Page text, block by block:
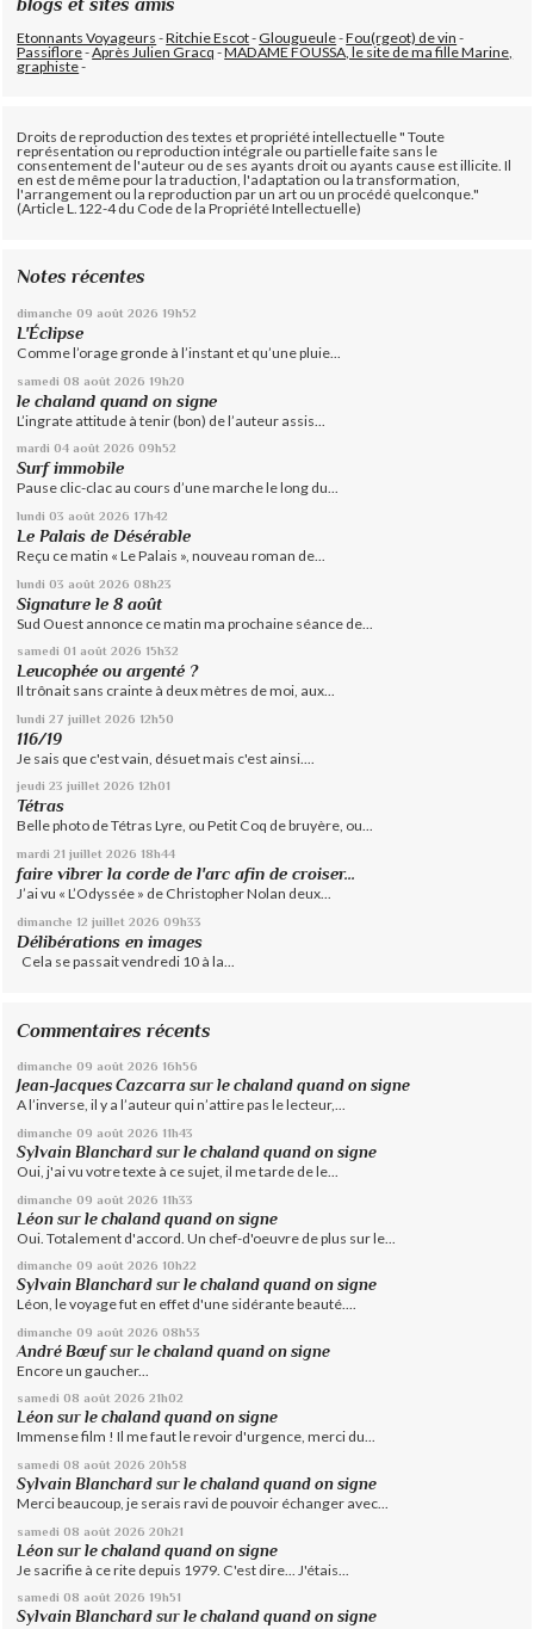
Etonnants Voyageurs -Ritchie Escot-Glougueule-Fou(rgeot) de vin -
Passiflore-Après Julien Gracq-MADAME FOUSSA, le site de ma fille Marine,
graphiste-
Droits de reproduction des textes et propriété intellectuelle " Toute
représentation ou reproduction intégrale ou partielle faite sans le
consentement de l'auteur ou de ses ayants droit ou ayants cause est illicite. Il
en est de même pour la traduction, l'adaptation ou la transformation,
l'arrangement ou la reproduction par un art ou un procédé quelconque."
(Article L.122-4 du Code de la Propriété Intellectuelle)
Notes récentes
dimanche 09 août 2026 19h52
L'Éclipse
Comme l’orage gronde à l’instant et qu’une pluie...
samedi 08 août 2026 19h20
le chaland quand on signe
L’ingrate attitude à tenir (bon) de l’auteur assis...
mardi 04 août 2026 09h52
Surf immobile
Pause clic-clac au cours d’une marche le long du...
lundi 03 août 2026 17h42
Le Palais de Désérable
Reçu ce matin « Le Palais », nouveau roman de...
lundi 03 août 2026 08h23
Signature le 8 août
Sud Ouest annonce ce matin ma prochaine séance de...
samedi 01 août 2026 15h32
Leucophée ou argenté ?
Il trônait sans crainte à deux mètres de moi, aux...
lundi 27 juillet 2026 12h50
116/19
Je sais que c'est vain, désuet mais c'est ainsi....
jeudi 23 juillet 2026 12h01
Tétras
Belle photo de Tétras Lyre, ou Petit Coq de bruyère, ou...
mardi 21 juillet 2026 18h44
faire vibrer la corde de l'arc afin de croiser...
J’ai vu « L’Odyssée » de Christopher Nolan deux...
dimanche 12 juillet 2026 09h33
Délibérations en images
Cela se passait vendredi 10 à la...
Commentaires récents
dimanche 09 août 2026 16h56
Jean-Jacques Cazcarra surle chaland quand on signe
A l’inverse, il y a l’auteur qui n’attire pas le lecteur,...
dimanche 09 août 2026 11h43
Sylvain Blanchard surle chaland quand on signe
Oui, j'ai vu votre texte à ce sujet, il me tarde de le...
dimanche 09 août 2026 11h33
Léon surle chaland quand on signe
Oui. Totalement d'accord. Un chef-d'oeuvre de plus sur le...
dimanche 09 août 2026 10h22
Sylvain Blanchard surle chaland quand on signe
Léon, le voyage fut en effet d'une sidérante beauté....
dimanche 09 août 2026 08h53
André Bœufsurle chaland quand on signe
Encore un gaucher...
samedi 08 août 2026 21h02
Léon surle chaland quand on signe
Immense film ! Il me faut le revoir d'urgence, merci du...
samedi 08 août 2026 20h58
Sylvain Blanchard surle chaland quand on signe
Merci beaucoup, je serais ravi de pouvoir échanger avec...
samedi 08 août 2026 20h21
Léon surle chaland quand on signe
Je sacrifie à ce rite depuis 1979. C'est dire... J'étais...
samedi 08 août 2026 19h51
Sylvain Blanchard surle chaland quand on signe